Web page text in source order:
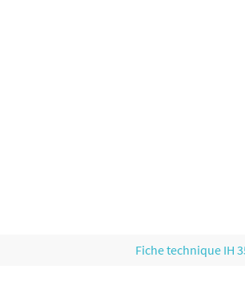
Fiche technique IH